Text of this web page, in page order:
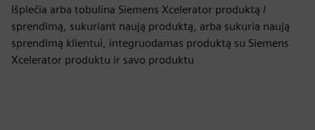
Išplečia arba tobulina Siemens Xcelerator produktą /
sprendimą, sukuriant naują produktą, arba sukuria naują
sprendimą klientui, integruodamas produktą su Siemens
Xcelerator produktu ir savo produktu